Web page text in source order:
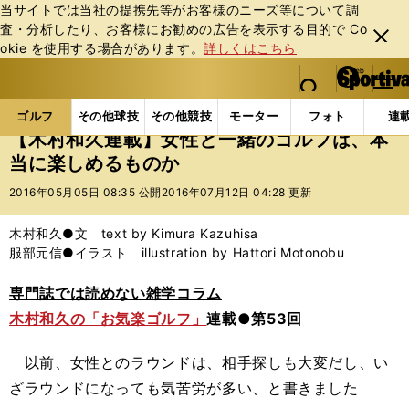
当サイトでは当社の提携先等がお客様のニーズ等について調
査・分析したり、お客様にお勧めの広告を表⽰する⽬的で Co
okie を使⽤する場合があります。詳しくはこちら
閉じ
る
web Sportiva (webスポルティーバ)
検索
マイペ
ー
ジ
メニュ
ゴルフ その他球技 その他競技 モーター フォト 連
ス
ポ
ル
バ
ゴルフの記事一覧 ゴルフ その他 【木村和久連
【木村和久連載】女性と一緒のゴルフは、本
当に楽しめるものか
2016年05月05日 08:35 公開 2016年07月12日 04:28 更新
木村和久●文 text by Kimura Kazuhisa
服部元信●イラスト illustration by Hattori Motonobu
専門誌では読めない雑学コラム
木村和久の「お気楽ゴルフ」連載●第53回
以前、女性とのラウンドは、相手探しも大変だし、い
ざラウンドになっても気苦労が多い、と書きました